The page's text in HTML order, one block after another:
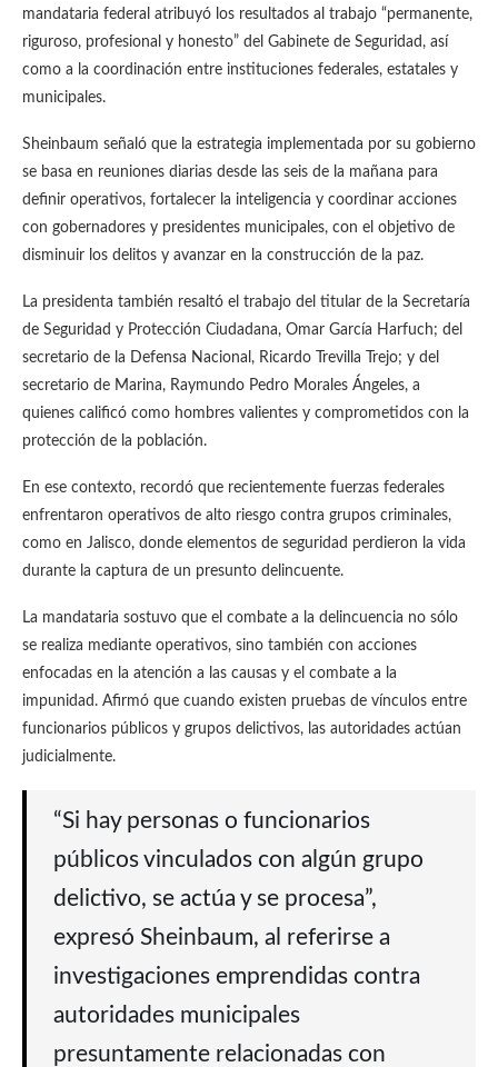
mandataria federal atribuyó los resultados al trabajo “permanente,
riguroso, profesional y honesto” del Gabinete de Seguridad, así
como a la coordinación entre instituciones federales, estatales y
municipales.
Sheinbaum señaló que la estrategia implementada por su gobierno
se basa en reuniones diarias desde las seis de la mañana para
definir operativos, fortalecer la inteligencia y coordinar acciones
con gobernadores y presidentes municipales, con el objetivo de
disminuir los delitos y avanzar en la construcción de la paz.
La presidenta también resaltó el trabajo del titular de la Secretaría
de Seguridad y Protección Ciudadana, Omar García Harfuch; del
secretario de la Defensa Nacional, Ricardo Trevilla Trejo; y del
secretario de Marina, Raymundo Pedro Morales Ángeles, a
quienes calificó como hombres valientes y comprometidos con la
protección de la población.
En ese contexto, recordó que recientemente fuerzas federales
enfrentaron operativos de alto riesgo contra grupos criminales,
como en Jalisco, donde elementos de seguridad perdieron la vida
durante la captura de un presunto delincuente.
La mandataria sostuvo que el combate a la delincuencia no sólo
se realiza mediante operativos, sino también con acciones
enfocadas en la atención a las causas y el combate a la
impunidad. Afirmó que cuando existen pruebas de vínculos entre
funcionarios públicos y grupos delictivos, las autoridades actúan
judicialmente.
“Si hay personas o funcionarios
públicos vinculados con algún grupo
delictivo, se actúa y se procesa”,
expresó Sheinbaum, al referirse a
investigaciones emprendidas contra
autoridades municipales
presuntamente relacionadas con